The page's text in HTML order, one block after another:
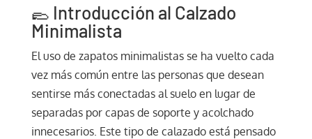
🥿 Introducción al Calzado
Minimalista
El uso de zapatos minimalistas se ha vuelto cada
vez más común entre las personas que desean
sentirse más conectadas al suelo en lugar de
separadas por capas de soporte y acolchado
innecesarios. Este tipo de calazado está pensado